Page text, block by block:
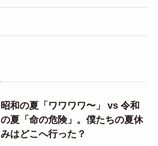
昭和の夏「ワワワワ〜」 vs 令和
の夏「命の危険」。僕たちの夏休
みはどこへ行った？